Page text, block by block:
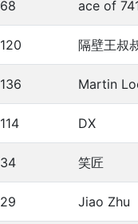
68 ace of
120 隔壁王叔
136 Martin
114 DX
34 笑匠
29 Jiao Zhu